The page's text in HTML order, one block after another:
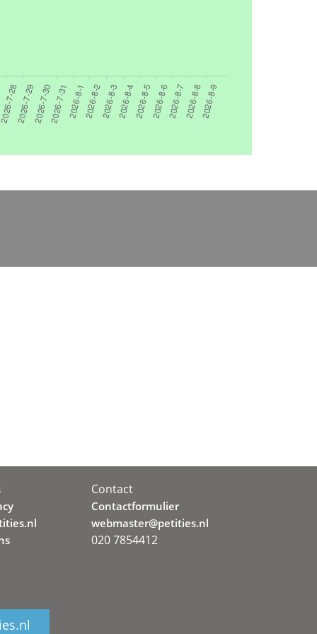
Contact
Contactformulier
webmaster@petities.nl
020 7854412